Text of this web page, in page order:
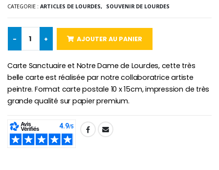
€9.90
Bougie Neuvaine pour une Guérison - 17.5cm
€4.90 €23.00
CATEGORIE :ARTICLES DE LOURDES, SOUVENIR DE LOURDES
- + AJOUTER AU PANIER
Carte Sanctuaire et Notre Dame de Lourdes, cette très
belle carte est réalisée par notre collaboratrice artiste
peintre. Format carte postale 10 x 15cm, impression de très
grande qualité sur papier premium.
SHARE: